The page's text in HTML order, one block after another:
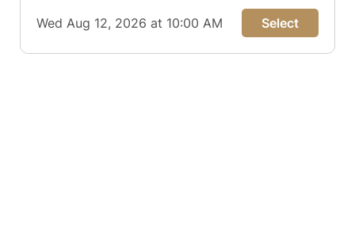
Wed Aug 12, 2026 at 10:00 AM Select